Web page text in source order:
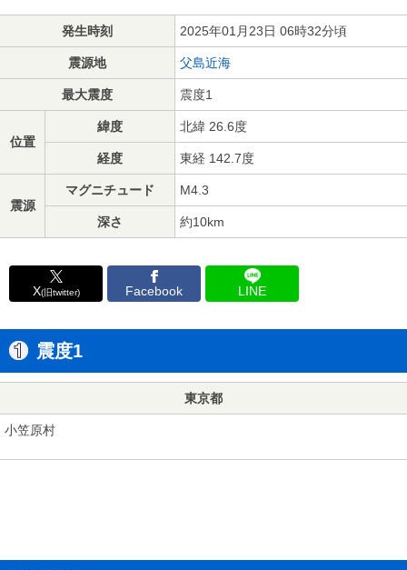
発生時刻 2025年01月23日 06時32分頃
震源地 父島近海
最大震度 震度1
位置
緯度 北緯 26.6度
経度 東経 142.7度
震源
マグニチュード M4.3
深さ 約10km
X(旧twitter) Facebook LINE
震度1
東京都
小笠原村